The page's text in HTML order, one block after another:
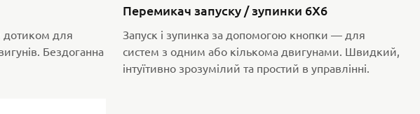
дотиком для
Бездоганна
Перемикач запуску / зупинки 6X6
Запуск і зупинка за допомогою кнопки — для
систем з одним або кількома двигунами. Швидкий,
інтуїтивно зрозумілий та простий в управлінні.